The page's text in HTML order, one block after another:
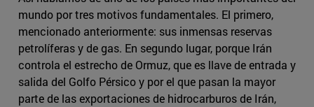
mundo por tres motivos fundamentales. El primero,
mencionado anteriormente: sus inmensas reservas
petrolíferas y de gas. En segundo lugar, porque Irán
controla el estrecho de Ormuz, que es llave de entrada y
salida del Golfo Pérsico y por el que pasan la mayor
parte de las exportaciones de hidrocarburos de Irán,